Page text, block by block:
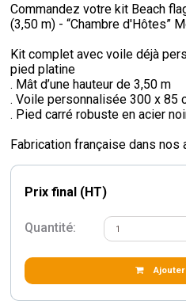
Commandez votre kit Beach
(3,50 m) - “Chambre d'Hôtes”
Kit complet avec voile déjà
pied platine
. Mât d’une hauteur de 3,50 m
. Voile personnalisée 300 x 85
. Pied carré robuste en acier
Fabrication française dans nos
Prix final (HT)
Quantité:
Ajouter